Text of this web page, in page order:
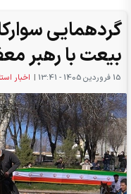
گردهمایی
بیعت با رهبر
15 فروردين 1405 - 13:41 | اخبار